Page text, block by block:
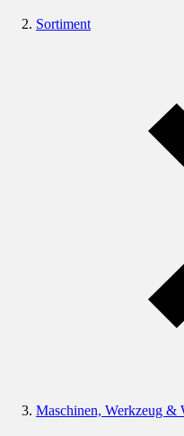
Sortiment
Maschinen, Werkzeug &